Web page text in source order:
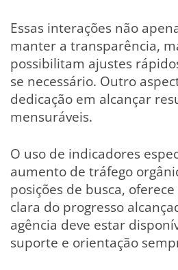
Essas interações não
manter a transparência,
possibilitam ajustes
se necessário. Outro
dedicação em alcançar
mensuráveis.
O uso de indicadores
aumento de tráfego
posições de busca,
clara do progresso
agência deve estar
suporte e orientação